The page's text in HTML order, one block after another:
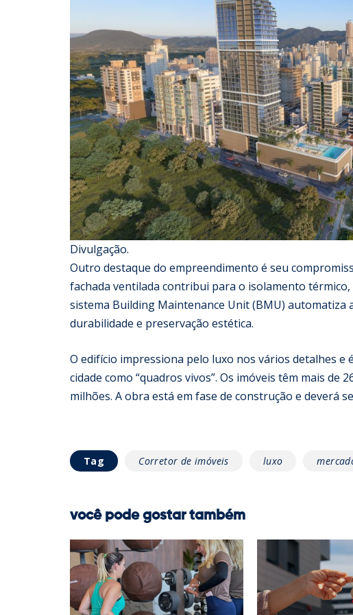
Divulgação.
Outro destaque do empreendimento é seu
fachada ventilada contribui para o isolamento
sistema Building Maintenance Unit (BMU) automatiza
durabilidade e preservação estética.
O edifício impressiona pelo luxo nos vários detalhes e
cidade como “quadros vivos”. Os imóveis têm mais de
milhões. A obra está em fase de construção e deverá
Tag Corretor de imóveis luxo
você pode gostar também